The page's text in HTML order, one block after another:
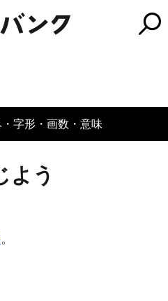
字形・画数・意味
よう
。